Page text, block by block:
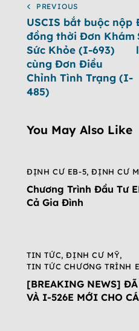
PREVIOUS
USCIS bắt buộc nộp
đồng thời Đơn Khám
Sức Khỏe (I-693)
cùng Đơn Điều
Chỉnh Tình Trạng (I-
485)
You May Also Like
ĐỊNH CƯ EB-5,ĐỊNH CƯ
Chương Trình Đầu Tư
Cả Gia Đình
TIN TỨC,ĐỊNH CƯ MỸ,
TIN TỨC CHƯƠNG TRÌNH
[BREAKING NEWS]
VÀ I-526E MỚI CHO